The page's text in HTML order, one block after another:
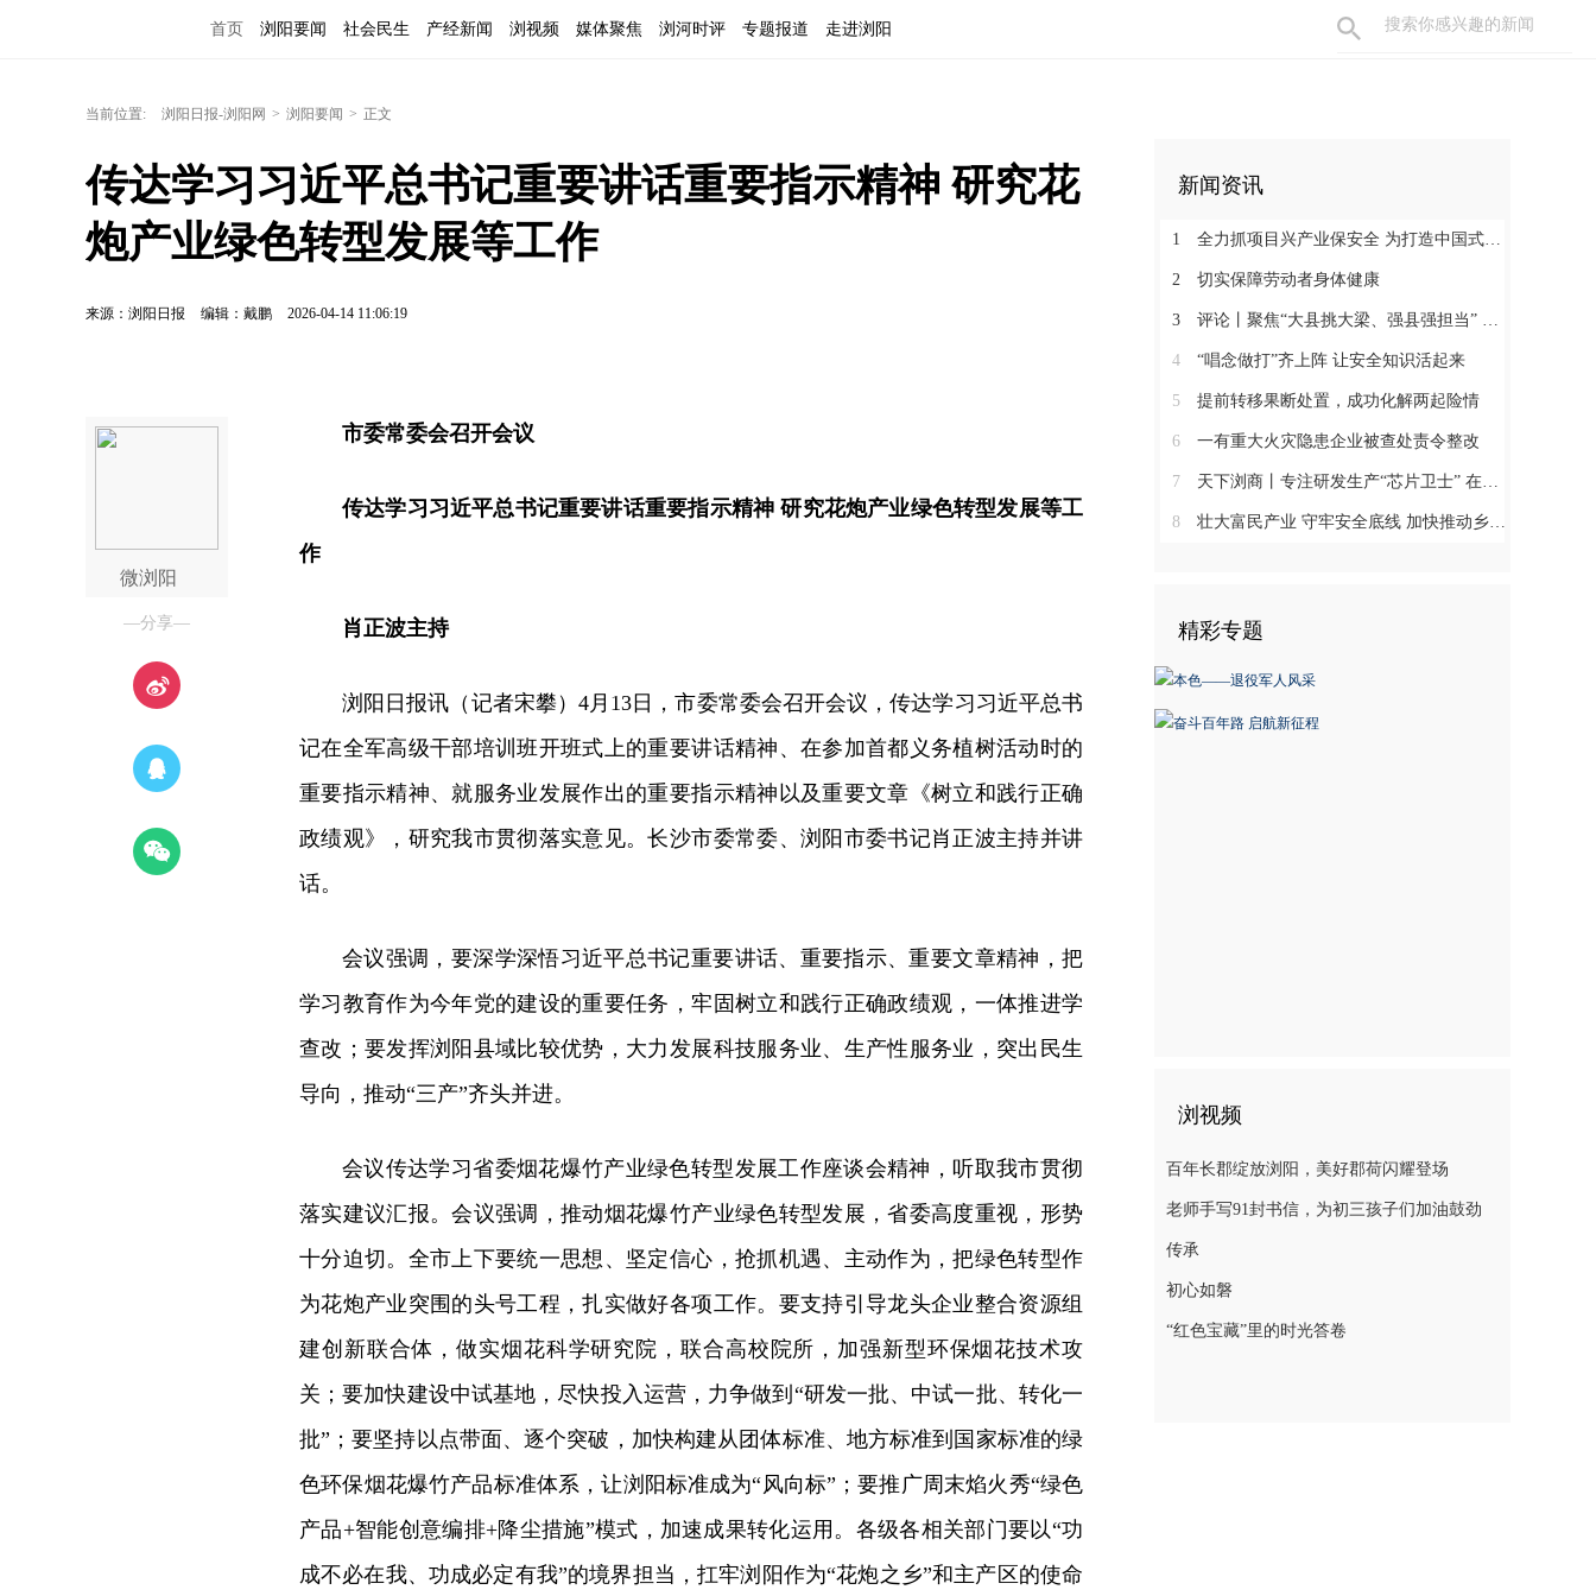
首页 浏阳要闻 社会民生 产经新闻 浏视频 媒体聚焦 浏河时评 专题报道 走进浏阳
当前位置: 浏阳日报-浏阳网 > 浏阳要闻 > 正文
传达学习习近平总书记重要讲话重要指示精神 研究花
炮产业绿色转型发展等工作
来源：浏阳日报 编辑：戴鹏 2026-04-14 11:06:19
微浏阳
—分享—
市委常委会召开会议
传达学习习近平总书记重要讲话重要指示精神 研究花炮产业绿色转型发展等工
作
肖正波主持
浏阳日报讯（记者宋攀）4月13日，市委常委会召开会议，传达学习习近平总书
记在全军高级干部培训班开班式上的重要讲话精神、在参加首都义务植树活动时的
重要指示精神、就服务业发展作出的重要指示精神以及重要文章《树立和践行正确
政绩观》，研究我市贯彻落实意见。长沙市委常委、浏阳市委书记肖正波主持并讲
话。
会议强调，要深学深悟习近平总书记重要讲话、重要指示、重要文章精神，把
学习教育作为今年党的建设的重要任务，牢固树立和践行正确政绩观，一体推进学
查改；要发挥浏阳县域比较优势，大力发展科技服务业、生产性服务业，突出民生
导向，推动“三产”齐头并进。
会议传达学习省委烟花爆竹产业绿色转型发展工作座谈会精神，听取我市贯彻
落实建议汇报。会议强调，推动烟花爆竹产业绿色转型发展，省委高度重视，形势
十分迫切。全市上下要统一思想、坚定信心，抢抓机遇、主动作为，把绿色转型作
为花炮产业突围的头号工程，扎实做好各项工作。要支持引导龙头企业整合资源组
建创新联合体，做实烟花科学研究院，联合高校院所，加强新型环保烟花技术攻
关；要加快建设中试基地，尽快投入运营，力争做到“研发一批、中试一批、转化一
批”；要坚持以点带面、逐个突破，加快构建从团体标准、地方标准到国家标准的绿
色环保烟花爆竹产品标准体系，让浏阳标准成为“风向标”；要推广周末焰火秀“绿色
产品+智能创意编排+降尘措施”模式，加速成果转化运用。各级各相关部门要以“功
成不必在我、功成必定有我”的境界担当，扛牢浏阳作为“花炮之乡”和主产区的使命
新闻资讯
1 全力抓项目兴产业保安全 为打造中国式现代化县域示范作出更大贡献
2 切实保障劳动者身体健康
3 评论丨聚焦“大县挑大梁、强县强担当” 保持定力真抓实干奋发作为
4 “唱念做打”齐上阵 让安全知识活起来
5 提前转移果断处置，成功化解两起险情
6 一有重大火灾隐患企业被查处责令整改
7 天下浏商丨专注研发生产“芯片卫士” 在半导体红海中搏出“隐形冠军”
8 壮大富民产业 守牢安全底线 加快推动乡村全面振兴
精彩专题
浏视频
百年长郡绽放浏阳，美好郡荷闪耀登场
老师手写91封书信，为初三孩子们加油鼓劲
传承
初心如磐
“红色宝藏”里的时光答卷